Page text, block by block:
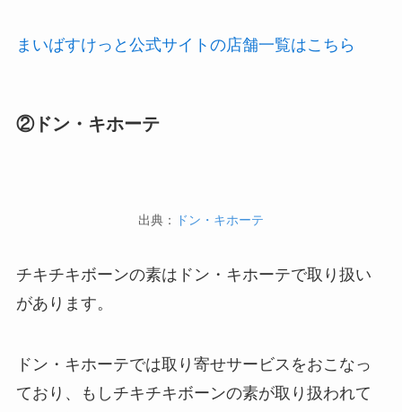
まいばすけっと公式サイトの店舗一覧はこちら
②ドン・キホーテ
出典： ドン・キホーテ
チキチキボーンの素はドン・キホーテで取り扱い
があります。
ドン・キホーテでは取り寄せサービスをおこなっ
ており、もしチキチキボーンの素が取り扱われて